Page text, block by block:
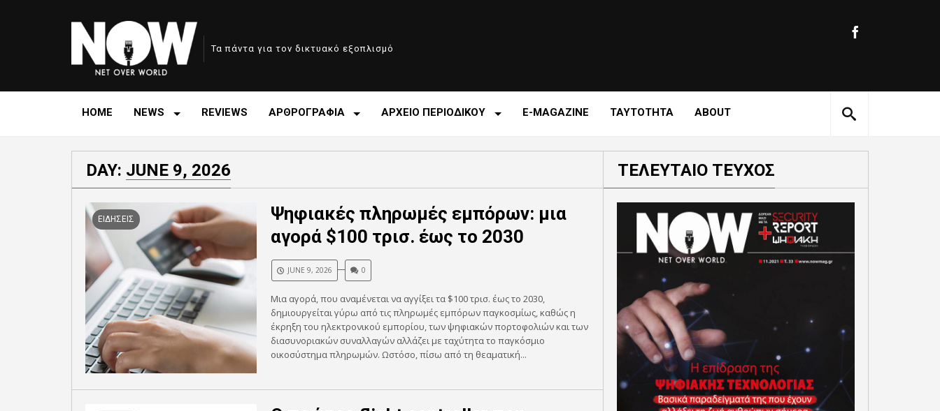
Τα πάντα για τον δικτυακό εξοπλισμό
HOME NEWS REVIEWS ΑΡΘΡΟΓΡΑΦΙΑ ΑΡΧΕΙΟ ΠΕΡΙΟΔΙΚΟΥ E-MAGAZINE ΤΑΥΤΟΤΗΤΑ ABOUT
DAY: JUNE 9, 2026
ΕΙΔΗΣΕΙΣ
Ψηφιακές πληρωμές εμπόρων: μια
αγορά $100 τρισ. έως το 2030
JUNE 9, 2026 0
Μια αγορά, που αναμένεται να αγγίξει τα $100 τρισ. έως το 2030,
δημιουργείται γύρω από τις πληρωμές εμπόρων παγκοσμίως, καθώς η
έκρηξη του ηλεκτρονικού εμπορίου, των ψηφιακών πορτοφολιών και των
διασυνοριακών συναλλαγών αλλάζει με ταχύτητα το παγκόσμιο
οικοσύστημα πληρωμών. Ωστόσο, πίσω από τη θεαματική...
ΤΕΛΕΥΤΑΙΟ ΤΕΥΧΟΣ